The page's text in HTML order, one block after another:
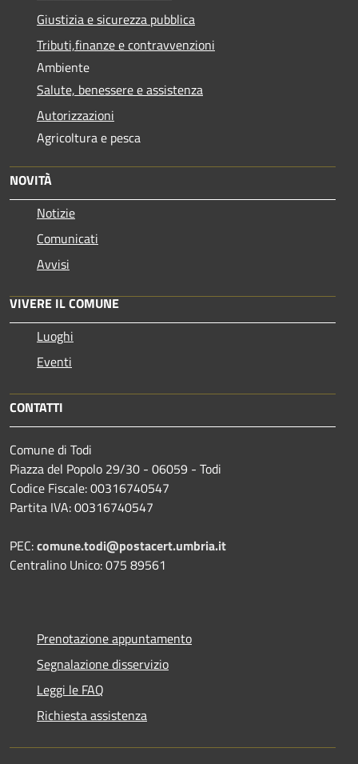
Giustizia e sicurezza pubblica
Tributi,finanze e contravvenzioni
Ambiente
Salute, benessere e assistenza
Autorizzazioni
Agricoltura e pesca
NOVITÀ
Notizie
Comunicati
Avvisi
VIVERE IL COMUNE
Luoghi
Eventi
CONTATTI
Comune di Todi
Piazza del Popolo 29/30 - 06059 - Todi
Codice Fiscale: 00316740547
Partita IVA: 00316740547
PEC:comune.todi@postacert.umbria.it
Centralino Unico: 075 89561
Prenotazione appuntamento
Segnalazione disservizio
Leggi le FAQ
Richiesta assistenza